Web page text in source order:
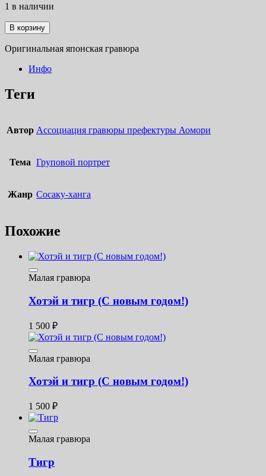
1 в наличии
Количество
товара
Музыкальный
В корзину
Оригинальная японская гравюра
Инфо
Теги
Автор Ассоциация гравюры префектуры Аомори
Тема Груповой портрет
Жанр Сосаку-ханга
Похожие
Малая гравюра
Хотэй и тигр (С новым годом!)
1 500 ₽
Малая гравюра
Хотэй и тигр (С новым годом!)
1 500 ₽
Малая гравюра
Тигр